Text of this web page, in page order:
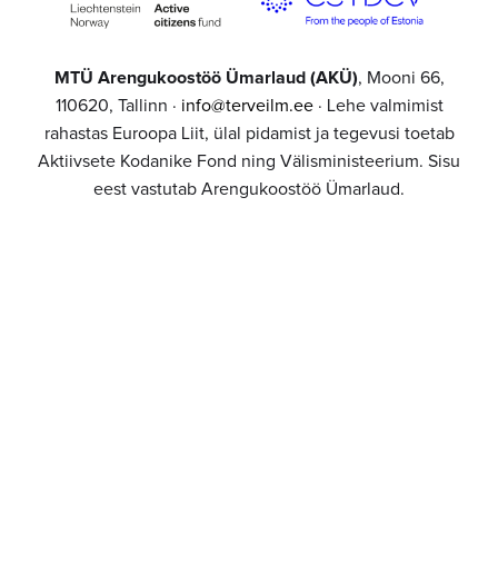
MTÜ Arengukoostöö Ümarlaud (AKÜ), Mooni 66,
110620, Tallinn · info@terveilm.ee· Lehe valmimist
rahastas Euroopa Liit, ülal pidamist ja tegevusi toetab
Aktiivsete Kodanike Fond ning Välisministeerium. Sisu
eest vastutab Arengukoostöö Ümarlaud.